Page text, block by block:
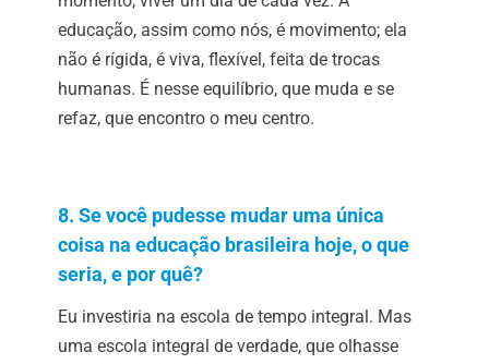
educação, assim como nós, é movimento; ela
não é rígida, é viva, flexível, feita de trocas
humanas. É nesse equilíbrio, que muda e se
refaz, que encontro o meu centro.
8. Se você pudesse mudar uma única
coisa na educação brasileira hoje, o que
seria, e por quê?
Eu investiria na escola de tempo integral. Mas
uma escola integral de verdade, que olhasse